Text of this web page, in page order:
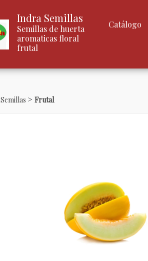
Indra Semillas
Semillas de huerta
aromaticas floral
frutal
Catálogo
Semillas > Frutal